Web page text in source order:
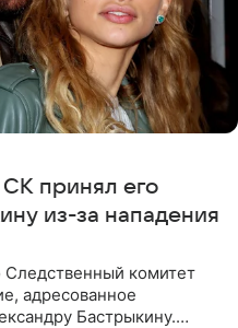
принял его
из-за нападения
комитет
адресованное
Бастрыкину.